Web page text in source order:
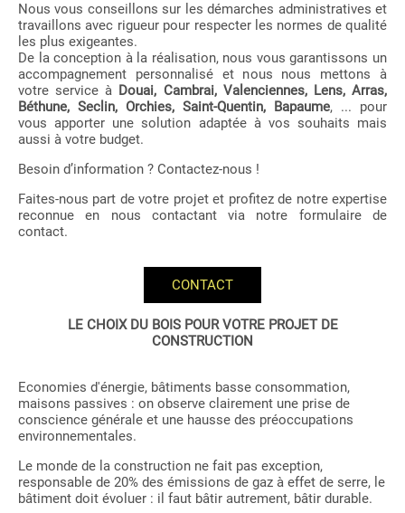
Nous vous conseillons sur les démarches administratives et
travaillons avec rigueur pour respecter les normes de qualité
les plus exigeantes.
De la conception à la réalisation, nous vous garantissons un
accompagnement personnalisé et nous nous mettons à
votre service à Douai, Cambrai, Valenciennes, Lens, Arras,
Béthune, Seclin, Orchies, Saint-Quentin, Bapaume, ... pour
vous apporter une solution adaptée à vos souhaits mais
aussi à votre budget.
Besoin d’information ? Contactez-nous !
Faites-nous part de votre projet et profitez de notre expertise
reconnue en nous contactant via notre formulaire de
contact.
CONTACT
LE CHOIX DU BOIS POUR VOTRE PROJET DE
CONSTRUCTION
Economies d'énergie, bâtiments basse consommation,
maisons passives : on observe clairement une prise de
conscience générale et une hausse des préoccupations
environnementales.
Le monde de la construction ne fait pas exception,
responsable de 20% des émissions de gaz à effet de serre, le
bâtiment doit évoluer : il faut bâtir autrement, bâtir durable.